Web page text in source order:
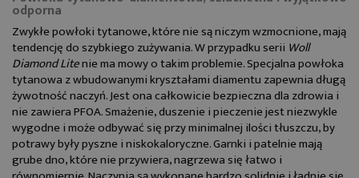
odporna
Zwykłe powłoki tytanowe, które nie są niczym wzmocnione, mają
tendencję do szybkiego zużywania. W przypadku serii Woll
Diamond Litenie ma mowy o takim problemie. Specjalna powłoka
tytanowa z wbudowanymi kryształami diamentu zapewnia długą
żywotność naczyń. Jest ona całkowicie bezpieczna dla zdrowia i
nie zawiera PFOA. Smażenie, duszenie i pieczenie jest niezwykle
wygodne i może odbywać się przy minimalnej ilości tłuszczu, by
potrawy były pyszne i niskokaloryczne. Garnki i patelnie mają
grube dno, które nie przywiera, nagrzewa się łatwo i